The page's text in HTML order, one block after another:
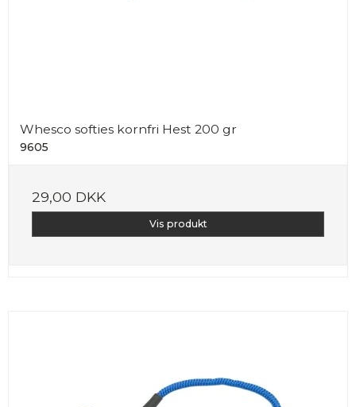
Whesco softies kornfri Hest 200 gr
9605
29,00 DKK
Vis produkt